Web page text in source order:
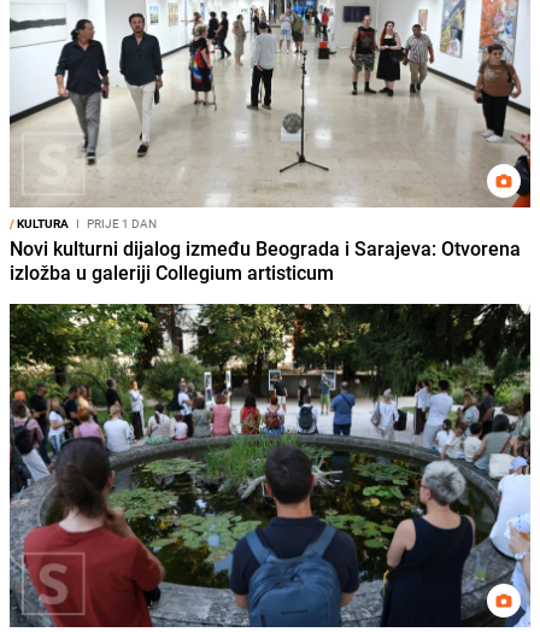
/KULTURA I PRIJE 1 DAN
Novi kulturni dijalog između Beograda i Sarajeva: Otvorena
izložba u galeriji Collegium artisticum